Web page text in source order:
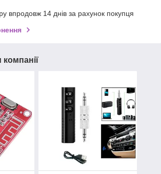
впродовж 14 днів за рахунок покупця
компанії